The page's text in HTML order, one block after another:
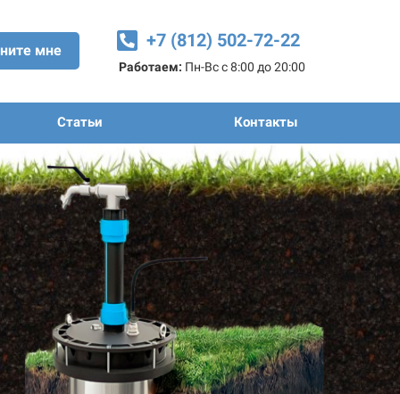
мне +7 (812) 502-72-22
Работаем: Пн-Вс с 8:00 до 20:00
Статьи Контакты